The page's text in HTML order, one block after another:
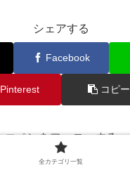
シェアする
Facebook
Pinterest コピー
コペンをフォローする
全カテゴリ一覧